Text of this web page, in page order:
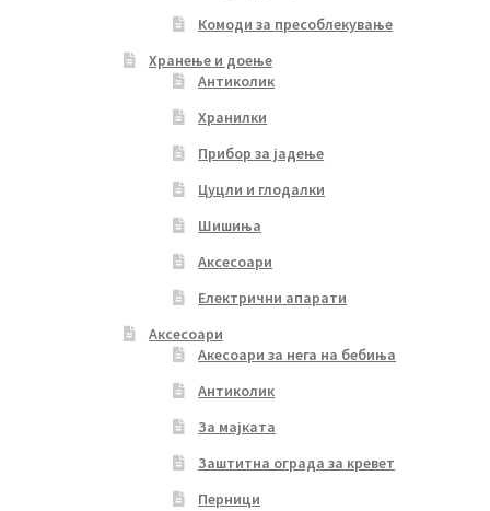
Комоди за пресоблекување
Хранење и доење
Антиколик
Хранилки
Прибор за јадење
Цуцли и глодалки
Шишиња
Аксесоари
Електрични апарати
Аксесоари
Акесоари за нега на бебиња
Антиколик
За мајката
Заштитна ограда за кревет
Перници